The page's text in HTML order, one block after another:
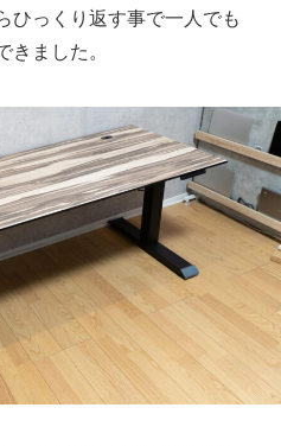
ひっくり返す事で一人でも
きました。